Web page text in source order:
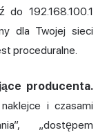
do 192.168.100.1
dla Twojej sieci
proceduralne.
producenta.
i czasami
„dostępem